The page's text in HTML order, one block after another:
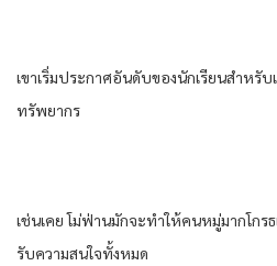
เขาเริ่มประกาศอันดับของนักเรียนสำหรั
ทรัพยากร
เช่นเคย โม่ฟ่านมักจะทำให้คนหมู่มากโกร
รับความสนใจทั้งหมด